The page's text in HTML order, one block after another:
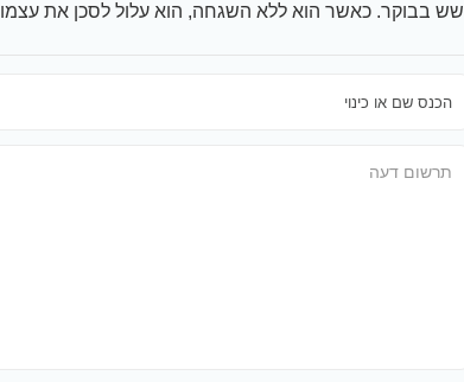
שש בבוקר. כאשר הוא ללא השגחה, הוא עלול לסכן את